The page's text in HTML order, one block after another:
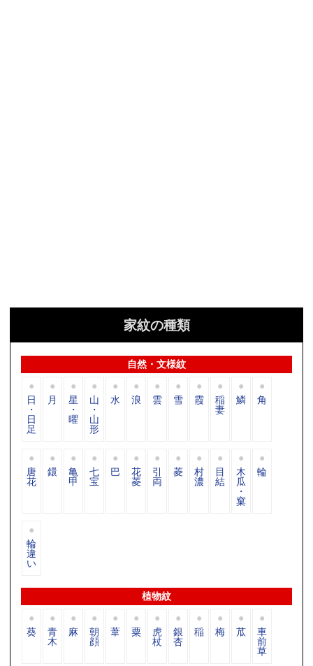
家紋の種類
自然・文様紋
日
・
日
足
月 星
・
曜
山
・
山
形
水 浪 雲 雪 霞 稲
妻
鱗 角
唐
花
鐶 亀
甲
七
宝
巴 花
菱
引
両
菱 村
濃
目
結
木
瓜
・
窠
輪
輪
違
い
植物紋
葵 青
木
麻 朝
顔
葦 粟 虎
杖
銀
杏
稲 梅 苽 車
前
草